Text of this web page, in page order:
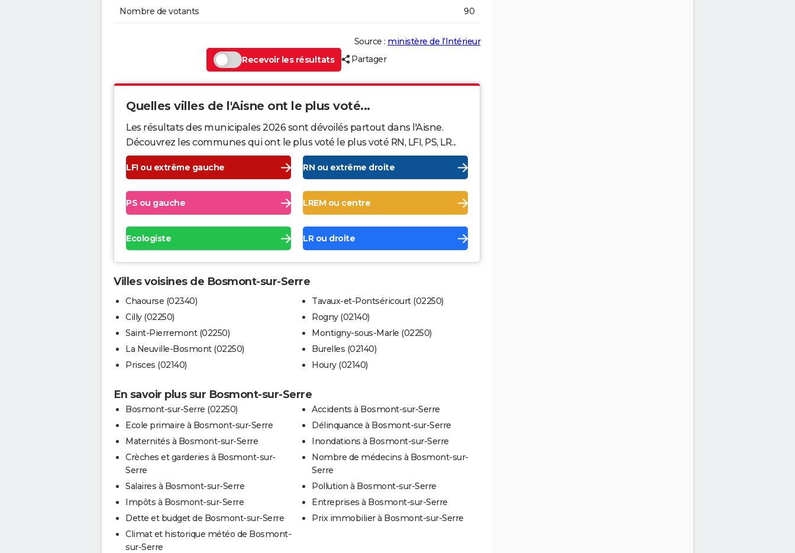
Nombre de votants 90
Source : ministère de l’Intérieur
Recevoir les résultats
Partager
Quelles villes de l'Aisne ont le plus voté...
Les résultats des municipales 2026 sont dévoilés partout dans l'Aisne.
Découvrez les communes qui ont le plus voté le plus voté RN, LFI, PS, LR...
LFI ou extrême gauche RN ou extrême droite
PS ou gauche LREM ou centre
Ecologiste LR ou droite
Villes voisines de Bosmont-sur-Serre
Chaourse (02340)
Cilly (02250)
Saint-Pierremont (02250)
La Neuville-Bosmont (02250)
Prisces (02140)
Tavaux-et-Pontséricourt (02250)
Rogny (02140)
Montigny-sous-Marle (02250)
Burelles (02140)
Houry (02140)
En savoir plus sur Bosmont-sur-Serre
Bosmont-sur-Serre (02250)
Ecole primaire à Bosmont-sur-Serre
Maternités à Bosmont-sur-Serre
Crèches et garderies à Bosmont-sur-
Serre
Salaires à Bosmont-sur-Serre
Impôts à Bosmont-sur-Serre
Dette et budget de Bosmont-sur-Serre
Climat et historique météo de Bosmont-
sur-Serre
Accidents à Bosmont-sur-Serre
Délinquance à Bosmont-sur-Serre
Inondations à Bosmont-sur-Serre
Nombre de médecins à Bosmont-sur-
Serre
Pollution à Bosmont-sur-Serre
Entreprises à Bosmont-sur-Serre
Prix immobilier à Bosmont-sur-Serre